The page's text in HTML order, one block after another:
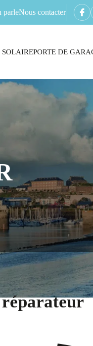
parleNous contacter
SOLAIREPORTE DE